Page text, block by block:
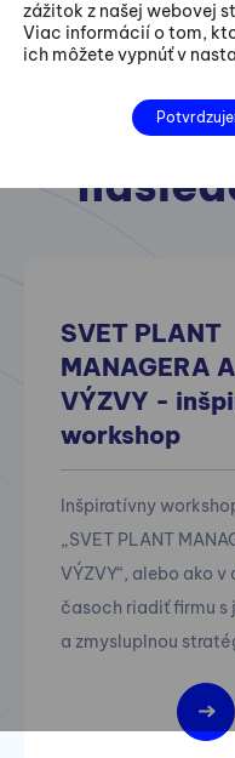
SVET PLANT
MANAGERA
VÝZVY -
workshop
Inšpiratívny
„SVET PLANT
VÝZVY“, alebo ako v
časoch riadiť firmu s
a zmysluplnou
zážitok z našej webovej
Viac informácií o tom,
ich môžete vypnúť v